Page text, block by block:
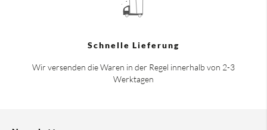
Schnelle Lieferung
Wir versenden die Waren in der Regel innerhalb von 2-3
Werktagen